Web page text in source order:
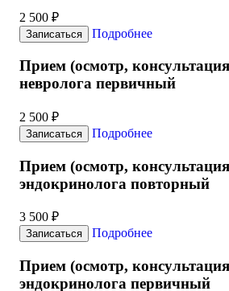
2 500 ₽
Записаться Подробнее
Прием (осмотр,
невролога первичный
2 500 ₽
Записаться Подробнее
Прием (осмотр,
эндокринолога повторный
3 500 ₽
Записаться Подробнее
Прием (осмотр,
эндокринолога первичный